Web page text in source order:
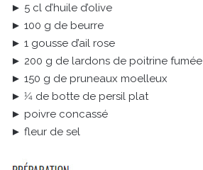
► 5 cl d’huile d’olive
► 100 g de beurre
► 1 gousse d’ail rose
► 200 g de lardons de poitrine fumée
► 150 g de pruneaux moelleux
► 1⁄4 de botte de persil plat
► poivre concassé
► fleur de sel